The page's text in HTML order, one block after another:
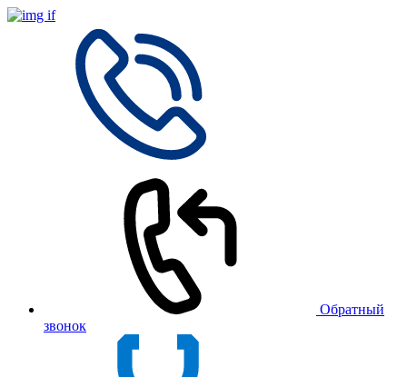
Обратный
звонок